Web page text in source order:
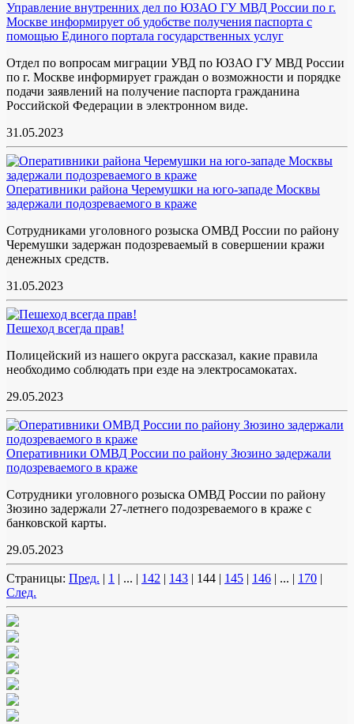
Управление внутренних дел по ЮЗАО ГУ МВД России по г.
Москве информирует об удобстве получения паспорта с
помощью Единого портала государственных услуг
Отдел по вопросам миграции УВД по ЮЗАО ГУ МВД России
по г. Москве информирует граждан о возможности и порядке
подачи заявлений на получение паспорта гражданина
Российской Федерации в электронном виде.
31.05.2023
Оперативники района Черемушки на юго-западе Москвы
задержали подозреваемого в краже
Сотрудниками уголовного розыска ОМВД России по району
Черемушки задержан подозреваемый в совершении кражи
денежных средств.
31.05.2023
Пешеход всегда прав!
Полицейский из нашего округа рассказал, какие правила
необходимо соблюдать при езде на электросамокатах.
29.05.2023
Оперативники ОМВД России по району Зюзино задержали
подозреваемого в краже
Сотрудники уголовного розыска ОМВД России по району
Зюзино задержали 27-летнего подозреваемого в краже с
банковской карты.
29.05.2023
Страницы: Пред. | 1 | ... | 142 | 143 | 144 | 145 | 146 | ... | 170 |
След.